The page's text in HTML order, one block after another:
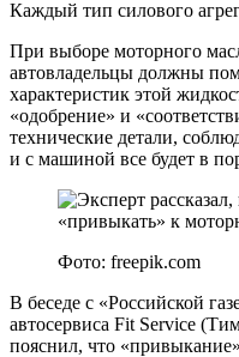
Каждый тип силового
При выборе моторного
автовладельцы должны
характеристик этой
«одобрение» и
технические детали,
и с машиной все будет в
Фото: freepik.com
В беседе с «Российской
автосервиса Fit Service
пояснил, что